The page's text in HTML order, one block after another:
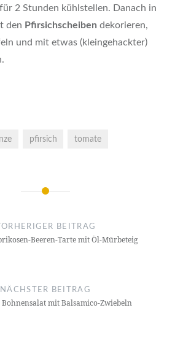
2 Stunden kühlstellen. Danach in
den Pfirsichscheiben dekorieren,
und mit etwas (kleingehackter)
pfirsich tomate
BEITRAG
Beeren-Tarte mit Öl-Mürbeteig
NÄCHSTER BEITRAG
mit Balsamico-Zwiebeln